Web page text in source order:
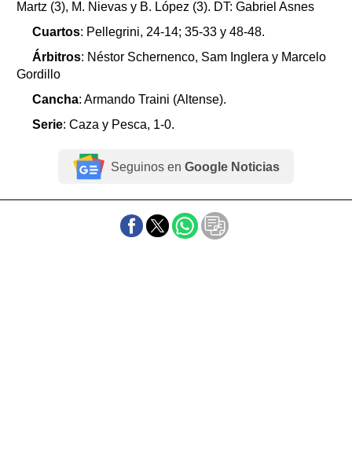
Martz (3), M. Nievas y B. López (3). DT: Gabriel Asnes
Cuartos: Pellegrini, 24-14; 35-33 y 48-48.
Árbitros: Néstor Schernenco, Sam Inglera⁩ y Marcelo⁩
Gordillo
Cancha: Armando Traini (Altense).
Serie: Caza y Pesca, 1-0.
Seguinos en Google Noticias